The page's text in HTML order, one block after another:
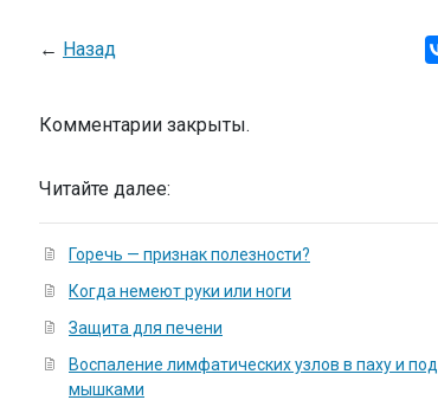
← Назад
Комментарии закрыты.
Читайте далее:
Горечь — признак полезности?
Когда немеют руки или ноги
Защита для печени
Воспаление лимфатических узлов в паху и под
мышками